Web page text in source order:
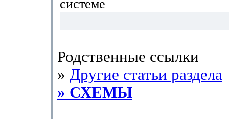
системе
Родственные ссылки
» Другие статьи раздела
» СХЕМЫ